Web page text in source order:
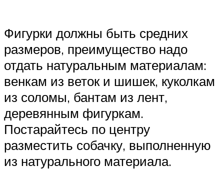
Фигурки должны быть средних
размеров, преимущество надо
отдать натуральным материалам:
венкам из веток и шишек, куколкам
из соломы, бантам из лент,
деревянным фигуркам.
Постарайтесь по центру
разместить собачку, выполненную
из натурального материала.